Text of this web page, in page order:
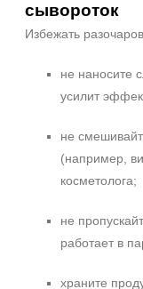
сывороток
Избежать
не наносите
усилит
не
(например,
косметолога;
не
работает в
храните